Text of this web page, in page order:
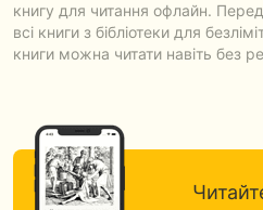
книгу для читання офлайн.
всі книги з бібліотеки для
книги можна читати навіть без